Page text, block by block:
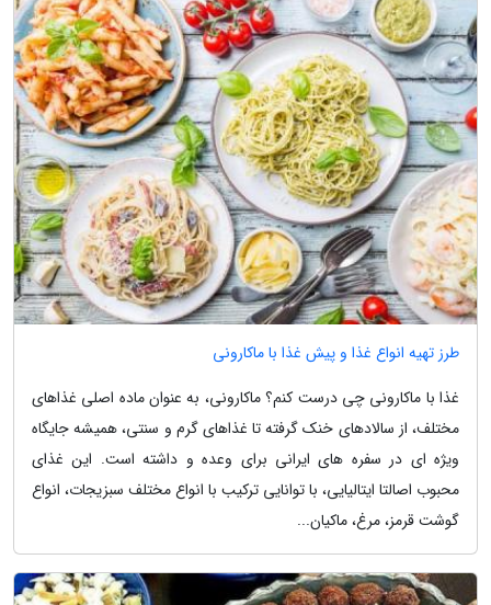
طرز تهیه انواع غذا و پیش غذا با ماکارونی
غذا با ماکارونی چی درست کنم؟ ماکارونی، به عنوان ماده اصلی غذاهای
مختلف، از سالادهای خنک گرفته تا غذاهای گرم و سنتی، همیشه جایگاه
ویژه ای در سفره های ایرانی برای وعده و داشته است. این غذای
محبوب اصالتا ایتالیایی، با توانایی ترکیب با انواع مختلف سبزیجات، انواع
گوشت قرمز، مرغ، ماکیان...